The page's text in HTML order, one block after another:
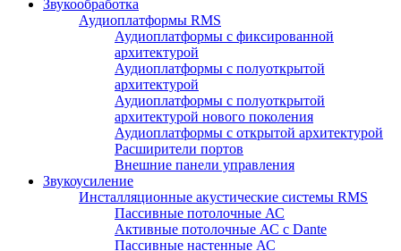
Звукообработка
Аудиоплатформы RMS
Аудиоплатформы с фиксированной
архитектурой
Аудиоплатформы с полуоткрытой
архитектурой
Аудиоплатформы с полуоткрытой
архитектурой нового поколения
Аудиоплатформы с открытой архитектурой
Расширители портов
Внешние панели управления
Звукоусиление
Инсталляционные акустические системы RMS
Пассивные потолочные АС
Активные потолочные АС с Dante
Пассивные настенные АС